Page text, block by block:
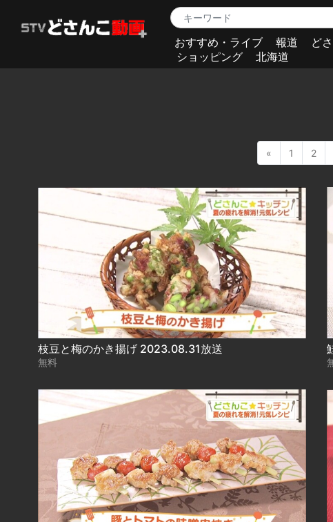
おすすめ・ライブ 報道 ど
ショッピング
北海道
« 1 2
枝豆と梅のかき揚げ 2023.08.31放送
無料